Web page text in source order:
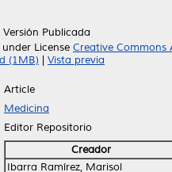
Publicada
License Creative
(1MB)
Vista previa
Article
Medicina
Editor Repositorio
Creador
Ibarra Ramírez, Marisol